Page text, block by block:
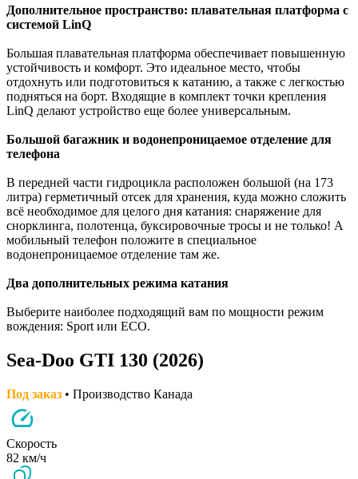
Дополнительное пространство: плавательная платформа с
системой LinQ
Большая плавательная платформа обеспечивает повышенную
устойчивость и комфорт. Это идеальное место, чтобы
отдохнуть или подготовиться к катанию, а также с легкостью
подняться на борт. Входящие в комплект точки крепления
LinQ делают устройство еще более универсальным.
Большой багажник и водонепроницаемое отделение для
телефона
В передней части гидроцикла расположен большой (на 173
литра) герметичный отсек для хранения, куда можно сложить
всё необходимое для целого дня катания: снаряжение для
снорклинга, полотенца, буксировочные тросы и не только! А
мобильный телефон положите в специальное
водонепроницаемое отделение там же.
Два дополнительных режима катания
Выберите наиболее подходящий вам по мощности режим
вождения: Sport или ECO.
Sea-Doo GTI 130 (2026)
Под заказ • Производство Канада
Скорость
82 км/ч